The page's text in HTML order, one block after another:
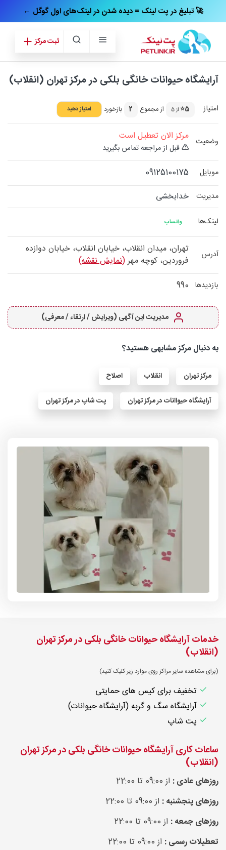
← تبلیغ در پت‌ لینک = دیده شدن در لینک‌های اول گوگل 🚀
ثبت مرکز
آرایشگاه حیوانات خانگی بلکی در مرکز تهران (انقلاب)
امتیاز 5⭐ از 5 از مجموع 2 بازخورد امتیاز دهید
وضعیت مرکز الان تعطیل است
قبل از مراجعه تماس بگیرید
موبایل
09125100175
مدیریت خدابخشی
لینک‌ها واتساپ
آدرس
تهران، میدان انقلاب، خیابان انقلاب، خیابان دوازده
فروردین، کوچه مهر(نمایش نقشه)
بازدیدها 990
مدیریت این آگهی (ویرایش / ارتقاء / معرفی)
به دنبال مرکز مشابهی هستید؟
مرکز تهران انقلاب اصلاح
آرایشگاه حیواانات در مرکز تهران پت شاپ در مرکز تهران
خدمات آرایشگاه حیوانات خانگی بلکی در مرکز تهران
(انقلاب)
(برای مشاهده سایر مراکز روی موارد زیر کلیک کنید)
تخفیف برای کیس های حمایتی
آرایشگاه سگ و گربه (آرایشگاه حیوانات)
پت شاپ
ساعات کاری آرایشگاه حیوانات خانگی بلکی در مرکز تهران
(انقلاب)
روزهای عادی : از 09:00 تا 22:00
روزهای پنجشنبه : از 09:00 تا 22:00
روزهای جمعه : از 09:00 تا 22:00
تعطیلات رسمی : از 09:00 تا 22:00